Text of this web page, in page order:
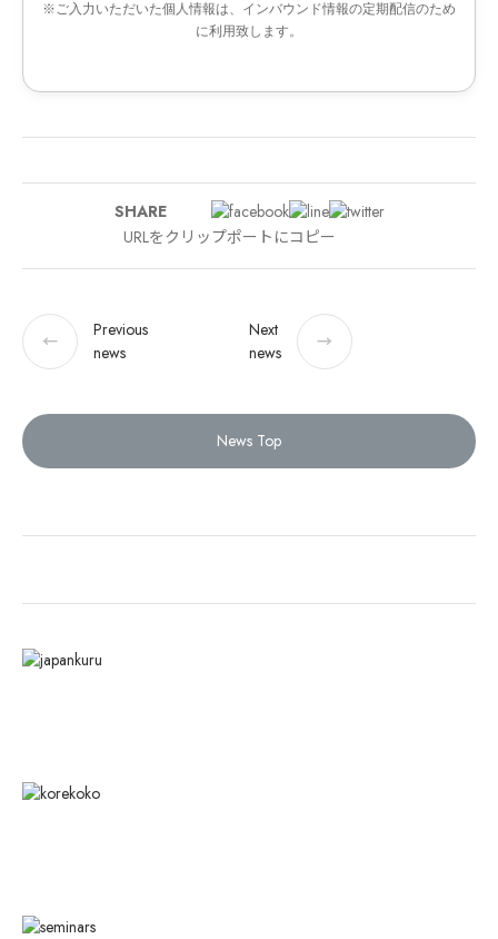
※ご入力いただいた個人情報は、インバウンド情報の定期配信のため
に利用致します。
SHARE
URLをクリップポートにコピー
←
Previous
news
News Top
Next
news
→